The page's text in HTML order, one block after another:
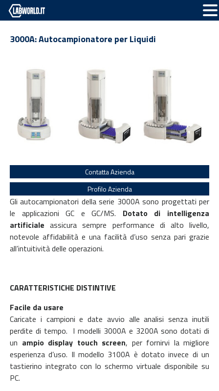
3000A: Autocampionatore per Liquidi
Contatta Azienda
Profilo Azienda
Gli autocampionatori della serie 3000A sono progettati per
le applicazioni GC e GC/MS. Dotato di intelligenza
artificialeassicura sempre performance di alto livello,
notevole affidabilità e una facilità d’uso senza pari grazie
all’intuitività delle operazioni.
CARATTERISTICHE DISTINTIVE
Facile da usare
Caricate i campioni e date avvio alle analisi senza inutili
perdite di tempo. I modelli 3000A e 3200A sono dotati di
un ampio display touch screen, per fornirvi la migliore
esperienza d’uso. Il modello 3100A è dotato invece di un
tastierino integrato con lo schermo virtuale disponibile su
PC.